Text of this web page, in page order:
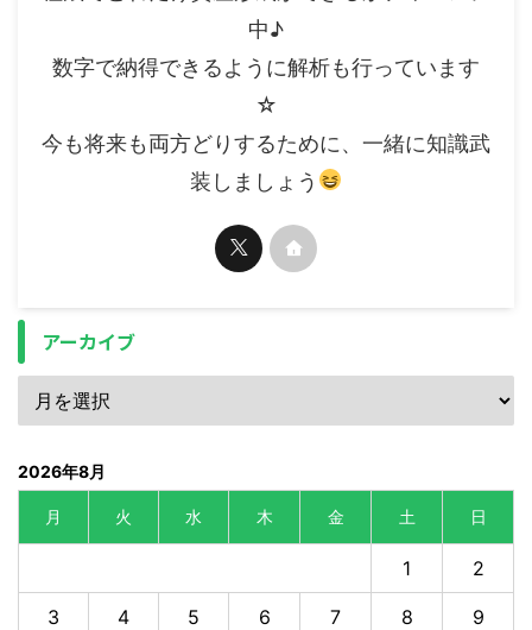
中♪
数字で納得できるように解析も行っています
☆
今も将来も両方どりするために、一緒に知識武
装しましょう
アーカイブ
2026年8月
月 火 水 木 金 土 日
1 2
3 4 5 6 7 8 9